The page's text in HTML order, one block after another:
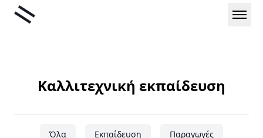
Μετάβαση
Liminal
Καλλιτεχνική εκπαίδευση
Όλα Εκπαίδευση
Παραγωγές